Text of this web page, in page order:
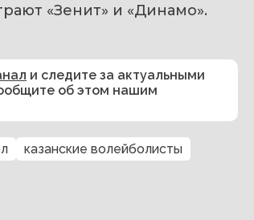
«Зенит» и «Динамо».
и следите за актуальными
об этом нашим
казанские волейболисты